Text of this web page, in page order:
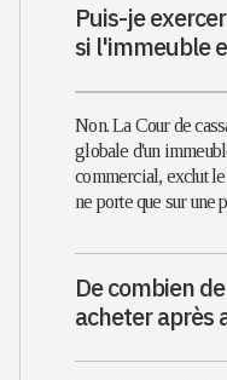
Puis-je
si l'immeuble
Non. La Cour de
globale d'un
commercial, exclut
ne porte que sur une
De combien
acheter après